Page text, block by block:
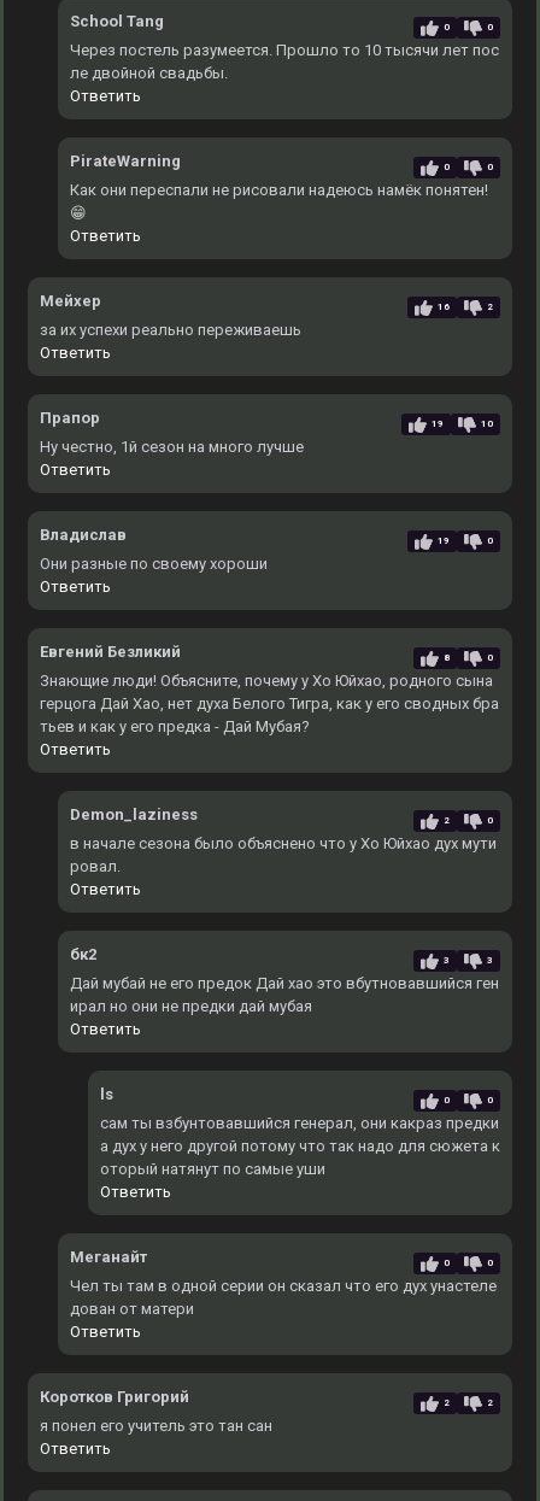
School Tang 0 0
Через постель разумеется. Прошло то 10 тысячи лет пос
ле двойной свадьбы.
Ответить
PirateWarning 0 0
Как они переспали не рисовали надеюсь намёк понятен!
😁
Ответить
Мейхер 16 2
за их успехи реально переживаешь
Ответить
Прапор 19 10
Ну честно, 1й сезон на много лучше
Ответить
Владислав 19 0
Они разные по своему хороши
Ответить
Евгений Безликий 8 0
Знающие люди! Объясните, почему у Хо Юйхао, родного сына
герцога Дай Хао, нет духа Белого Тигра, как у его сводных бра
тьев и как у его предка - Дай Мубая?
Ответить
Demon_laziness 2 0
в начале сезона было объяснено что у Хо Юйхао дух мути
ровал.
Ответить
бк2 3 3
Дай мубай не его предок Дай хао это вбутновавшийся ген
ирал но они не предки дай мубая
Ответить
ls 0 0
сам ты взбунтовавшийся генерал, они какраз предки
а дух у него другой потому что так надо для сюжета к
оторый натянут по самые уши
Ответить
Меганайт 0 0
Чел ты там в одной серии он сказал что его дух унастеле
дован от матери
Ответить
Коротков Григорий 2 2
я понел его учитель это тан сан
Ответить